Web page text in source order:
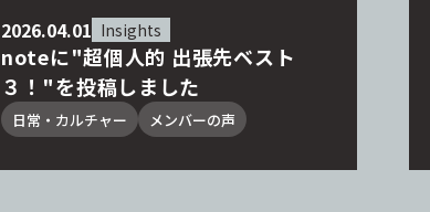
2026.04.01 Insights
noteに"超個人的 出張先ベスト
３！"を投稿しました
日常・カルチャー メンバーの声